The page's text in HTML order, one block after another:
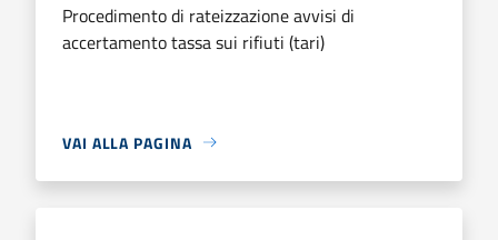
Procedimento di rateizzazione avvisi di
accertamento tassa sui rifiuti (tari)
VAI ALLA PAGINA